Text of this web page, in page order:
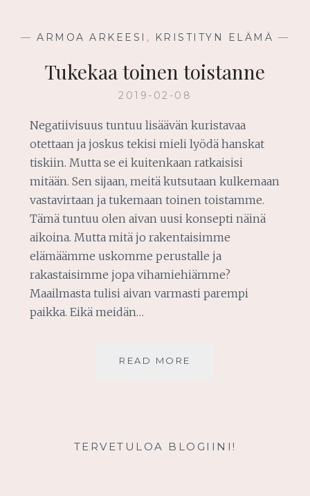
— ARMOA ARKEESI , KRISTITYN ELÄMÄ —
Tukekaa toinen toistanne
2019-02-08
Negatiivisuus tuntuu lisäävän kuristavaa
otettaan ja joskus tekisi mieli lyödä hanskat
tiskiin. Mutta se ei kuitenkaan ratkaisisi
mitään. Sen sijaan, meitä kutsutaan kulkemaan
vastavirtaan ja tukemaan toinen toistamme.
Tämä tuntuu olen aivan uusi konsepti näinä
aikoina. Mutta mitä jo rakentaisimme
elämäämme uskomme perustalle ja
rakastaisimme jopa vihamiehiämme?
Maailmasta tulisi aivan varmasti parempi
paikka. Eikä meidän…
READ MORE
TERVETULOA BLOGIINI!